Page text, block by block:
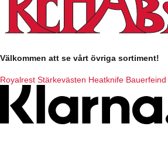
Välkommen att se vårt övriga sortiment!
Royalrest Stärkevästen Heatknife Bauerfeind